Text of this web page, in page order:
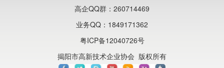
高企QQ群：260714469
业务QQ：1849171362
粤ICP备12040726号
揭阳市高新技术企业协会 版权所有